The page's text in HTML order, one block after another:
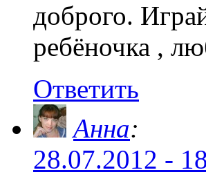
доброго.
ребёночка ,
Ответить
Анна:
28.07.2012 -